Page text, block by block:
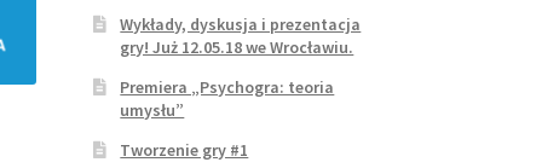
Wykłady, dyskusja i prezentacja
gry! Już 12.05.18 we Wrocławiu.
Premiera „Psychogra: teoria
umysłu”
Tworzenie gry #1